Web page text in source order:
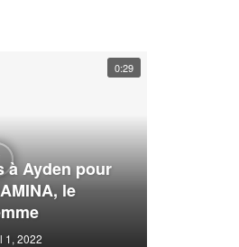
0:29
à Ayden pour
le
1, 2022